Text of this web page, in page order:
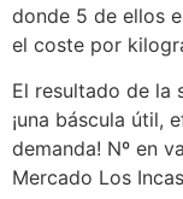
donde 5 de ellos
el coste por
El resultado de la
¡una báscula útil,
demanda! Nº en
Mercado Los